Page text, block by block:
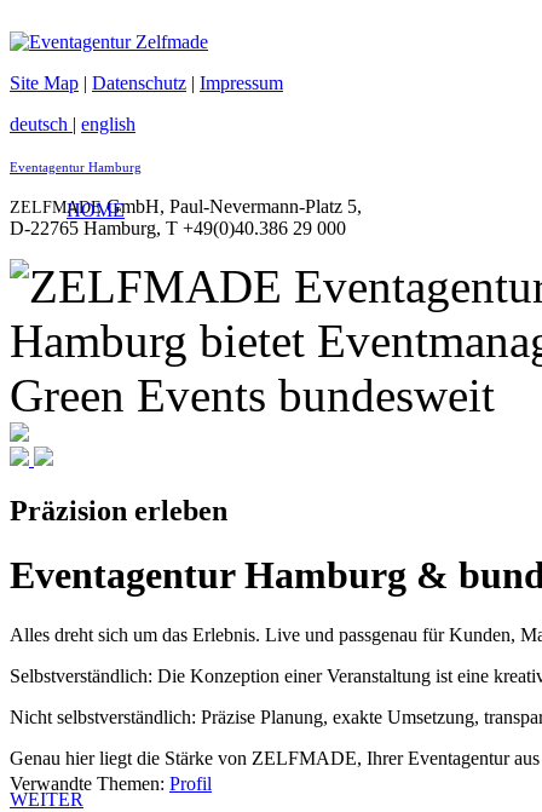
Site Map | Datenschutz | Impressum
deutsch | english
Eventagentur Hamburg
ZELFMADEGmbH, Paul-Nevermann-Platz 5,
D-22765 Hamburg, T +49(0)40.386 29 000
HOME
Präzision erleben
Eventagentur Hamburg &
Alles dreht sich um das Erlebnis. Live und passgenau für Kunden,
Selbstverständlich: Die Konzeption einer Veranstaltung ist eine
Nicht selbstverständlich: Präzise Planung, exakte Umsetzung,
Genau hier liegt die Stärke von ZELFMADE, Ihrer Eventagentur
WEITER
Verwandte Themen: Profil